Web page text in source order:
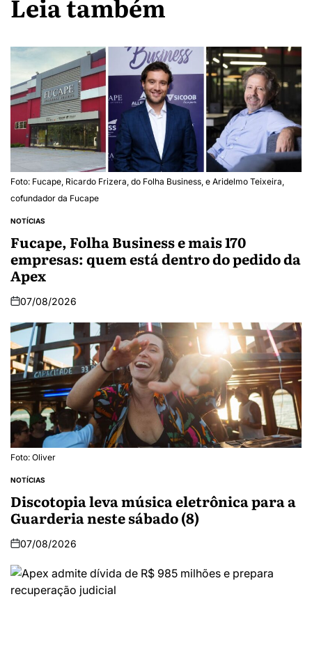
Foto: Fucape, Ricardo Frizera, do Folha Business, e Aridelmo Teixeira,
cofundador da Fucape
NOTÍCIAS
Fucape, Folha Business e mais 170
empresas: quem está dentro do pedido da
Apex
07/08/2026
Foto: Oliver
NOTÍCIAS
Discotopia leva música eletrônica para a
Guarderia neste sábado (8)
07/08/2026